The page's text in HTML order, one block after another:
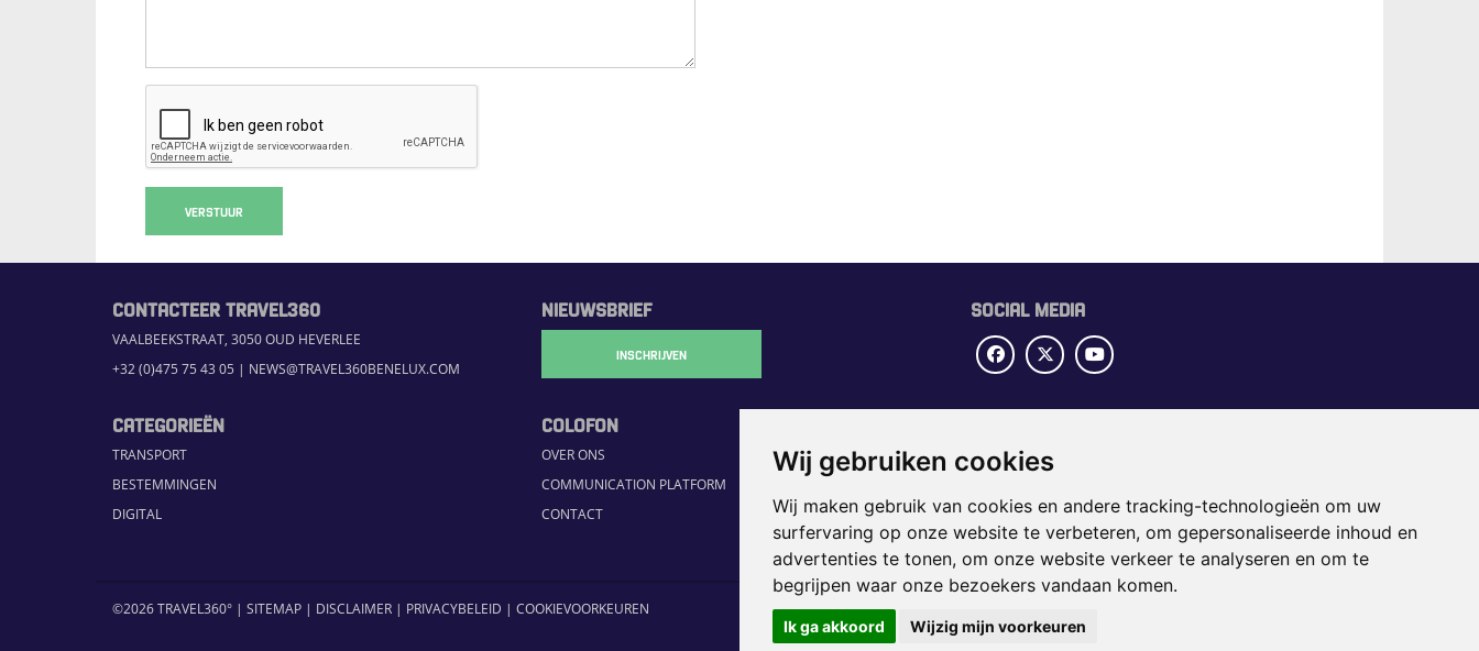
Wij gebruiken cookies
Wij maken gebruik van cookies en andere tracking-technologieën om uw
surfervaring op onze website te verbeteren, om gepersonaliseerde inhoud en
advertenties te tonen, om onze website verkeer te analyseren en om te
begrijpen waar onze bezoekers vandaan komen.
Ik ga akkoord Wijzig mijn voorkeuren
VERSTUUR
CONTACTEER TRAVEL360
VAALBEEKSTRAAT, 3050 OUD HEVERLEE
+32 (0)475 75 43 05 | NEWS@TRAVEL360BENELUX.COM
NIEUWSBRIEF
INSCHRIJVEN
SOCIAL MEDIA
CATEGORIEËN
TRANSPORT
BESTEMMINGEN
DIGITAL
COLOFON
OVER ONS
COMMUNICATION PLATFORM
CONTACT
HOME
JOBS
HAPPENING
©2026 TRAVEL360° | SITEMAP | DISCLAIMER | PRIVACYBELEID | COOKIEVOORKEUREN